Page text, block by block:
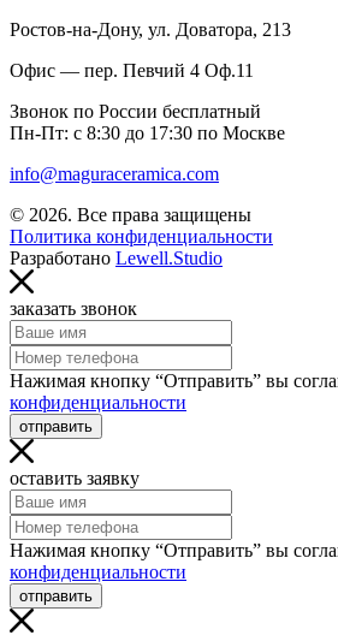
Ростов-на-Дону, ул. Доватора, 213
Офис — пер. Певчий 4 Оф.11
Звонок по России бесплатный
Пн-Пт: с 8:30 до 17:30 по Москве
info@maguraceramica.com
© 2026. Все права защищены
Политика конфиденциальности
Разработано Lewell.Studio
заказать звонок
Нажимая кнопку “Отправить” вы
конфиденциальности
отправить
оставить заявку
Нажимая кнопку “Отправить” вы
конфиденциальности
отправить